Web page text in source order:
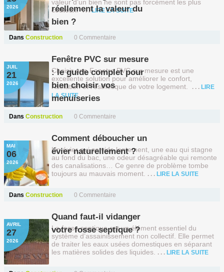
2026
réellement la valeur du
bien ?
valeur d’un bien ne sont pas forcément les plus
coûteux.
LIRE LA SUITE
Dans Construction 0 Commentaire
JUIL
21
2026
Fenêtre PVC sur mesure
: le guide complet pour
bien choisir vos
menuiseries
Choisir une Fenetre PVC sur mesure est une
excellente solution pour améliorer le confort,
l'isolation et l'esthétique de votre logement.
LIRE
LA SUITE
Dans Construction 0 Commentaire
MAI
06
2026
Comment déboucher un
évier naturellement ?
Un évier qui se vide lentement, une eau qui stagne
au fond du bac, une odeur désagréable qui remonte
des canalisations… Ce genre de problème tombe
toujours au mauvais moment.
LIRE LA SUITE
Dans Construction 0 Commentaire
AVRIL
27
2026
Quand faut-il vidanger
votre fosse septique ?
La fosse septique est un élément essentiel du
système d’assainissement non collectif. Elle permet
de traiter les eaux usées domestiques en séparant
les matières solides des liquides.
LIRE LA SUITE